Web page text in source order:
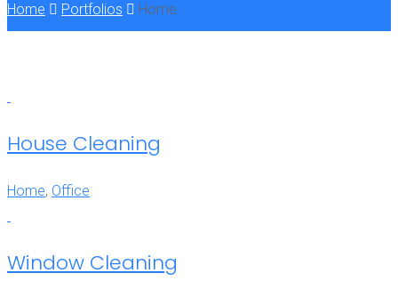
Home Portfolios Home
House Cleaning
Home, Office
Window Cleaning